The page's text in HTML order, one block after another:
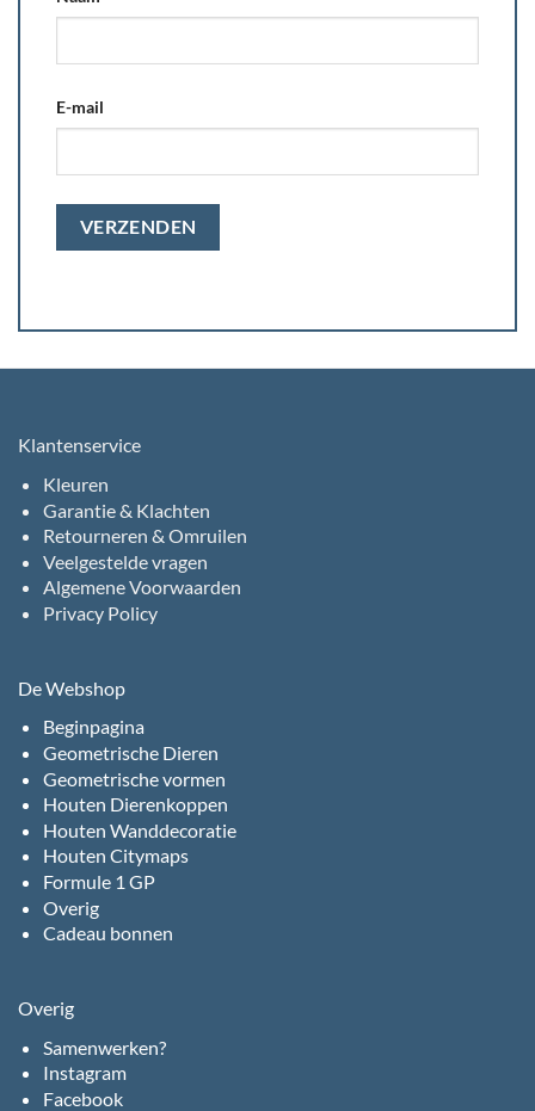
E-mail
Klantenservice
Kleuren
Garantie & Klachten
Retourneren & Omruilen
Veelgestelde vragen
Algemene Voorwaarden
Privacy Policy
De Webshop
Beginpagina
Geometrische Dieren
Geometrische vormen
Houten Dierenkoppen
Houten Wanddecoratie
Houten Citymaps
Formule 1 GP
Overig
Cadeau bonnen
Overig
Samenwerken?
Instagram
Facebook